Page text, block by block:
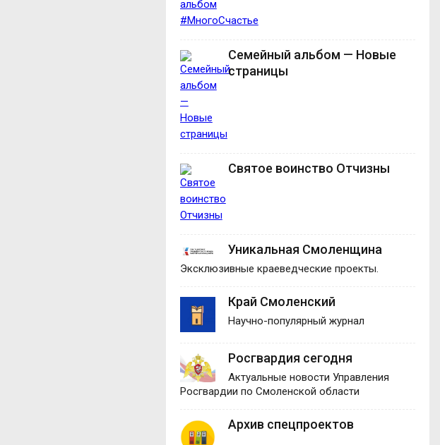
Семейный альбом — Новые
страницы
Святое воинство Отчизны
Уникальная Смоленщина
Эксклюзивные краеведческие проекты.
Край Смоленский
Научно-популярный журнал
Росгвардия сегодня
Актуальные новости Управления
Росгвардии по Смоленской области
Архив спецпроектов